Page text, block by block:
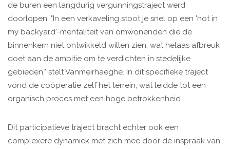
de buren een langdurig vergunningstraject werd
doorlopen. "In een verkaveling stoot je snel op een 'not in
my backyard'-mentaliteit van omwonenden die de
binnenkern niet ontwikkeld willen zien, wat helaas afbreuk
doet aan de ambitie om te verdichten in stedelijke
gebieden," stelt Vanmeirhaeghe. In dit specifieke traject
vond de coöperatie zelf het terrein, wat leidde tot een
organisch proces met een hoge betrokkenheid.
Dit participatieve traject bracht echter ook een
complexere dynamiek met zich mee door de inspraak van